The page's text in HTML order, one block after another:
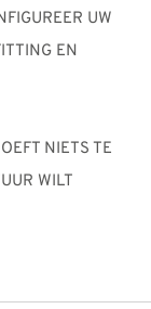
UW
EN
NIETS TE
WILT